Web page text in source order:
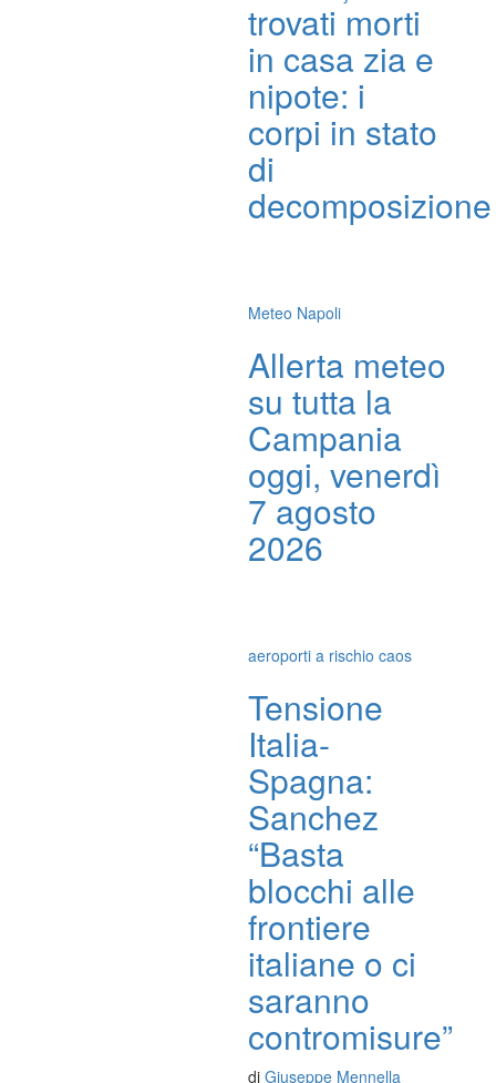
trovati morti
in casa zia e
nipote: i
corpi in stato
di
decomposizione
Meteo Napoli
Allerta meteo
su tutta la
Campania
oggi, venerdì
7 agosto
2026
aeroporti a rischio caos
Tensione
Italia-
Spagna:
Sanchez
“Basta
blocchi alle
frontiere
italiane o ci
saranno
contromisure”
di Giuseppe Mennella